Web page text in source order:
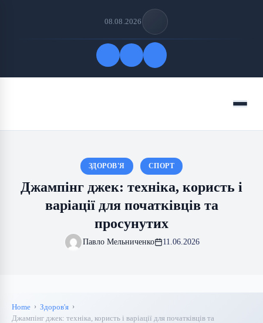
08.08.2026
Menu
ЗДОРОВ'Я СПОРТ
Джампінг джек: техніка, користь і
варіації для початківців та
просунутих
Павло Мельниченко 11.06.2026
Home
Здоров'я
Джампінг джек: техніка, користь і варіації для початківців та